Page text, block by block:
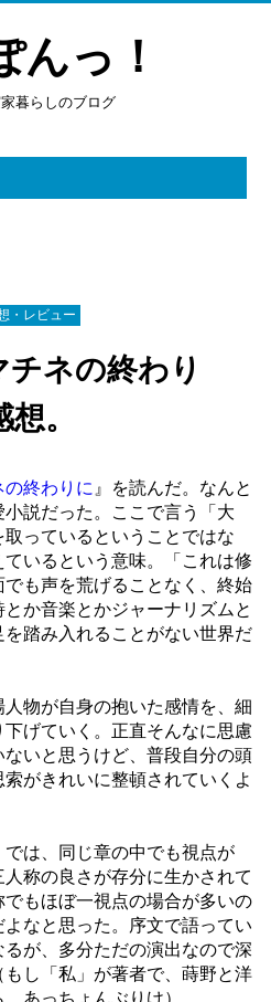
んっ！
暮らしのブログ
・レビュー
ネの終わり
。
の終わりに 』を読んだ。なんと
説だった。ここで言う「大
っているということではな
いるという意味。「これは修
も声を荒げることなく、終始
か音楽とかジャーナリズムと
踏み入れることがない世界だ
物が自身の抱いた感情を、細
げていく。正直そんなに思慮
いと思うけど、普段自分の頭
がきれいに整頓されていくよ
は、同じ章の中でも視点が
称の良さが存分に生かされて
もほぼ一視点の場合が多いの
なと思った。序文で語ってい
が、多分ただの演出なので深
もし「私」が著者で、蒔野と洋
あっちょんぶりけ）